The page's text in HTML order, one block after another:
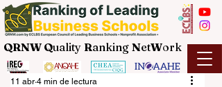
QRNW Quality Ranking NetWork
11 abr 4 min de lectura